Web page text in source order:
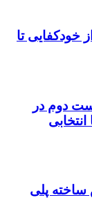
خودکفایی تا
دوم در
ساخته پلی